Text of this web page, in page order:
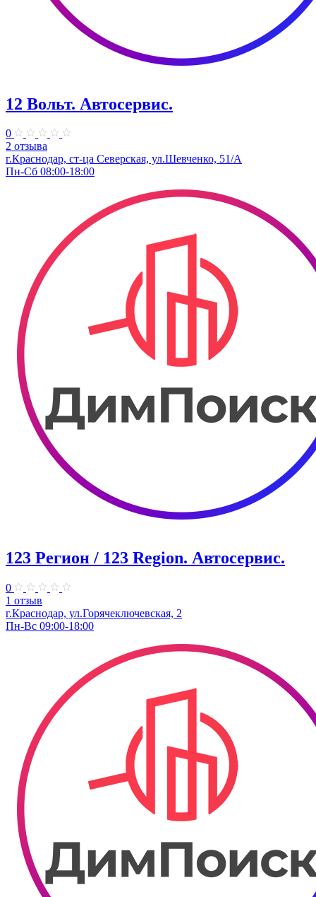
12 Вольт. Автосервис.
0
2 отзыва
г.Краснодар, ст-ца Северская, ул.Шевченко, 51/А
Пн-Сб 08:00-18:00
123 Регион / 123 Region. Автосервис.
0
1 отзыв
г.Краснодар, ул.Горячеключевская, 2
Пн-Вс 09:00-18:00